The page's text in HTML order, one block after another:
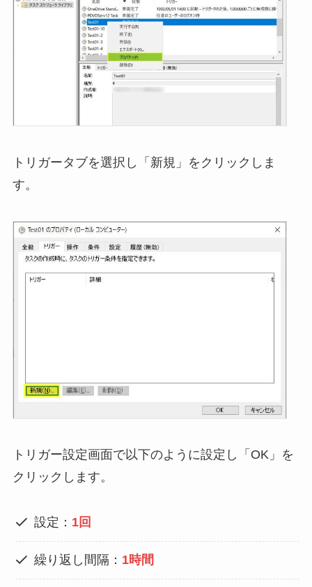
トリガータブを選択し「新規」をクリックしま
す。
トリガー設定画面で以下のように設定し「OK」を
クリックします。
設定： 1回
繰り返し間隔： 1時間